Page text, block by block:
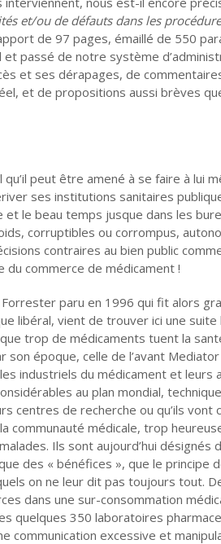
et/ou de défauts dans les
de 97 pages, émaillé de 550
passé de notre système
et ses dérapages, de
et de propositions aussi brèves
peut être amené à se faire à lui
ses institutions sanitaires
le beau temps jusque dans les
corruptibles ou corrompus,
contraires au bien public
du commerce de médicament !
paru en 1996 qui fit alors
libéral, vient de trouver ici une suite
trop de médicaments tuent la
époque, celle de l’avant
industriels du médicament et leurs
au plan mondial,
centres de recherche ou qu’ils
communauté médicale, trop
Ils sont aujourd’hui désignés
des « bénéfices », que le principe
on ne leur dit pas toujours tout.
dans une sur-consommation
quelques 350 laboratoires
communication excessive et